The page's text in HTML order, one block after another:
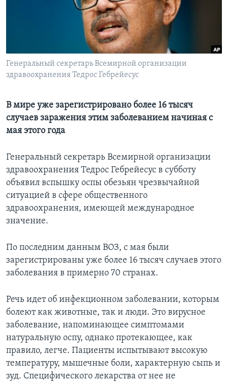
Генеральный секретарь Всемирной организации
здравоохранения Тедрос Гебрейесус
В мире уже зарегистрировано более 16 тысяч
случаев заражения этим заболеванием начиная с
мая этого года
Генеральный секретарь Всемирной организации
здравоохранения Тедрос Гебрейесус в субботу
объявил вспышку оспы обезьян чрезвычайной
ситуацией в сфере общественного
здравоохранения, имеющей международное
значение.
По последним данным ВОЗ, с мая были
зарегистрированы уже более 16 тысяч случаев этого
заболевания в примерно 70 странах.
Речь идет об инфекционном заболевании, которым
болеют как животные, так и люди. Это вирусное
заболевание, напоминающее симптомами
натуральную оспу, однако протекающее, как
правило, легче. Пациенты испытывают высокую
температуру, мышечные боли, характерную сыпь и
зуд. Специфического лекарства от нее не